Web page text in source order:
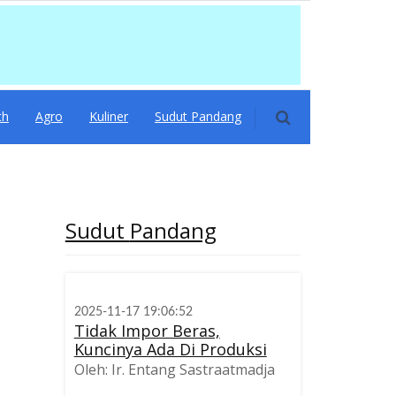
Agro Kuliner Sudut Pandang
Sudut Pandang
2025-11-17 19:06:52
Tidak Impor Beras,
Kuncinya Ada Di Produksi
Oleh: Ir. Entang Sastraatmadja